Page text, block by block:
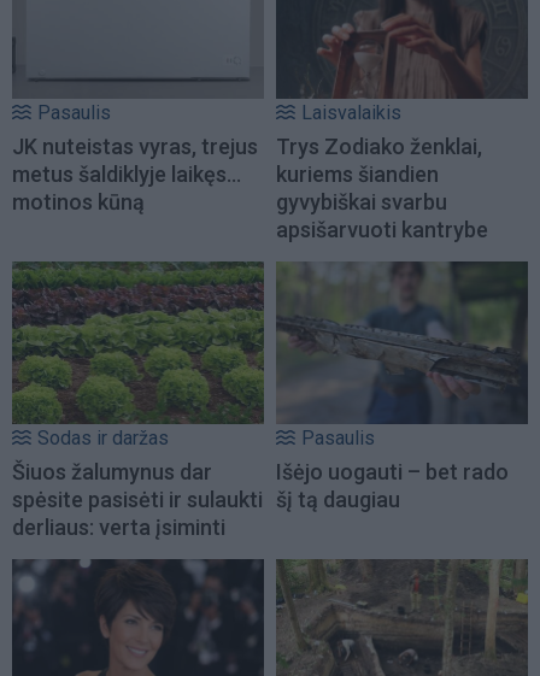
Pasaulis
JK nuteistas vyras, trejus
metus šaldiklyje laikęs...
motinos kūną
Laisvalaikis
Trys Zodiako ženklai,
kuriems šiandien
gyvybiškai svarbu
apsišarvuoti kantrybe
Sodas ir daržas
Šiuos žalumynus dar
spėsite pasisėti ir sulaukti
derliaus: verta įsiminti
Pasaulis
Išėjo uogauti – bet rado
šį tą daugiau